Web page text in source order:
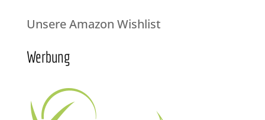
Unsere Amazon Wishlist
Werbung